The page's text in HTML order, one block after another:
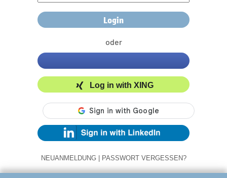
oder
Log in with XING
NEUANMELDUNG | PASSWORT VERGESSEN?